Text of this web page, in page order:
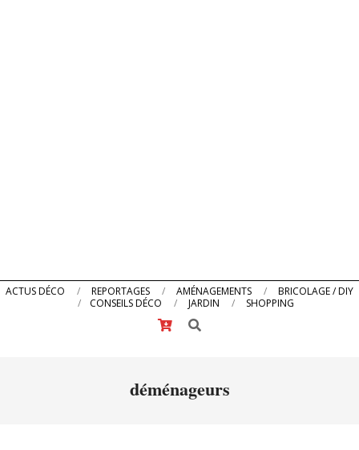
Primary
ACTUS DÉCO REPORTAGES AMÉNAGEMENTS
BRICOLAGE / DIY
CONSEILS DÉCO
JARDIN
SHOPPING
Search
déménageurs